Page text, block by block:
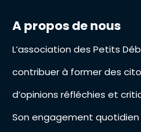
A propos de nous
L’association des Petits
contribuer à former des
d’opinions réfléchies et
Son engagement